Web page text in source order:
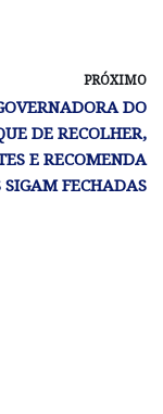
PRÓXIMO
DO
DE RECOLHER,
E RECOMENDA
SIGAM FECHADAS